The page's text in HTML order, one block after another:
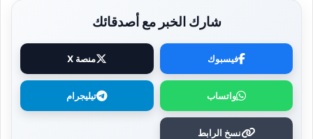
شارك الخبر مع أصدقائك
فيسبوك منصة X
واتساب تيليجرام
نسخ الرابط